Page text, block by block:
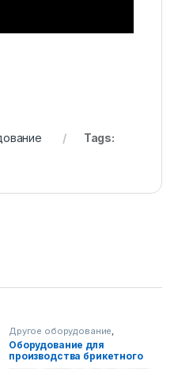
Tags:
Другое оборудование
Специальная техника
Оборудование для
производства брикетного